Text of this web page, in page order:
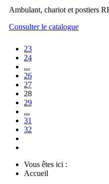
Ambulant, chariot et postiers
Consulter le catalogue
23
24
...
26
27
28
29
...
31
32
Vous êtes ici :
Accueil